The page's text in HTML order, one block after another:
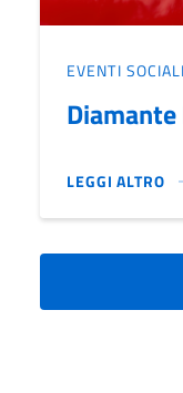
EVENTI SOCIALI
LEGGI ALTRO
DIAMANTE